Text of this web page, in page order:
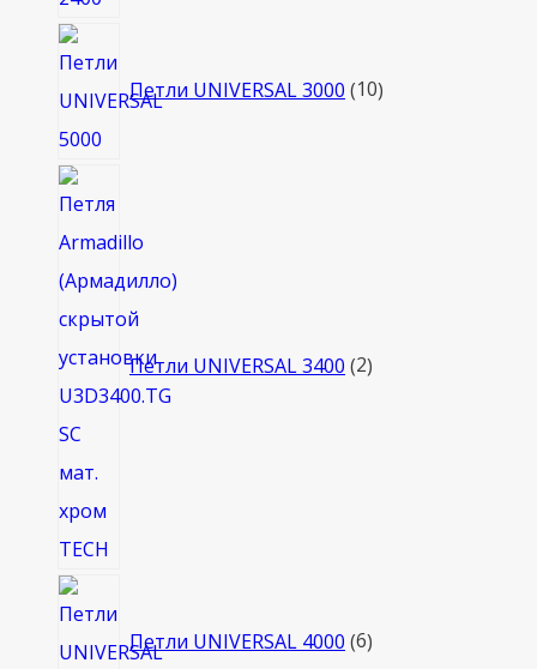
Петли UNIVERSAL 3000 10товаров
Петли UNIVERSAL 3400 2
Петли UNIVERSAL 4000 6товаров